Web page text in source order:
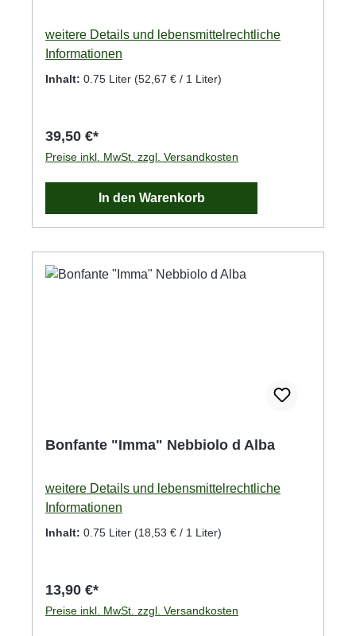
weitere Details und lebensmittelrechtliche
Informationen
Inhalt: 0.75 Liter (52,67 € / 1 Liter)
39,50 €*
Preise inkl. MwSt. zzgl. Versandkosten
In den Warenkorb
Bonfante "Imma" Nebbiolo d Alba
weitere Details und lebensmittelrechtliche
Informationen
Inhalt: 0.75 Liter (18,53 € / 1 Liter)
13,90 €*
Preise inkl. MwSt. zzgl. Versandkosten